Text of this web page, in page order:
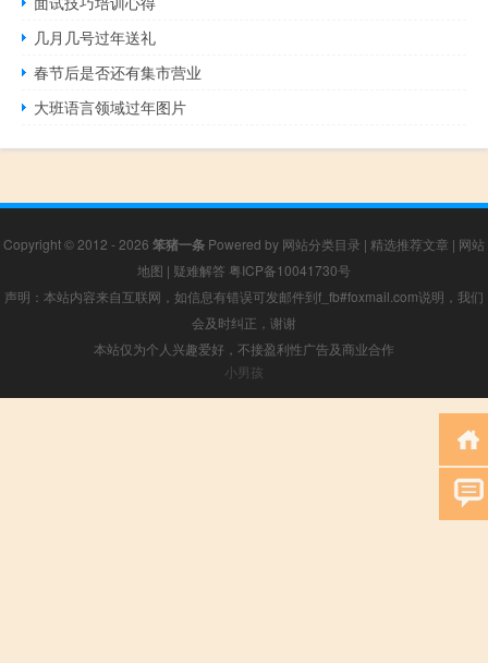
几月几号过年送礼
春节后是否还有集市营业
大班语言领域过年图片
Copyright © 2012 - 2026 笨猪一条 Powered by 网站分类目录 | 精选推荐文章 | 网站
地图 | 疑难解答 粤ICP备10041730号
声明：本站内容来自互联网，如信息有错误可发邮件到f_fb#foxmail.com说明，我们
会及时纠正，谢谢
本站仅为个人兴趣爱好，不接盈利性广告及商业合作
小男孩